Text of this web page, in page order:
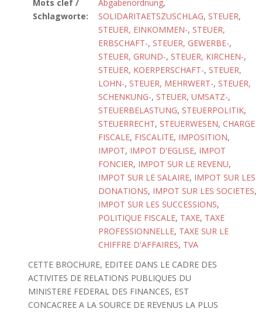
Mots clef /
Schlagworte:
Abgabenordnung,
SOLIDARITAETSZUSCHLAG, STEUER,
STEUER, EINKOMMEN-, STEUER,
ERBSCHAFT-, STEUER, GEWERBE-,
STEUER, GRUND-, STEUER, KIRCHEN-,
STEUER, KOERPERSCHAFT-, STEUER,
LOHN-, STEUER, MEHRWERT-, STEUER,
SCHENKUNG-, STEUER, UMSATZ-,
STEUERBELASTUNG, STEUERPOLITIK,
STEUERRECHT, STEUERWESEN, CHARGE
FISCALE, FISCALITE, IMPOSITION,
IMPOT, IMPOT D'EGLISE, IMPOT
FONCIER, IMPOT SUR LE REVENU,
IMPOT SUR LE SALAIRE, IMPOT SUR LES
DONATIONS, IMPOT SUR LES SOCIETES,
IMPOT SUR LES SUCCESSIONS,
POLITIQUE FISCALE, TAXE, TAXE
PROFESSIONNELLE, TAXE SUR LE
CHIFFRE D'AFFAIRES, TVA
CETTE BROCHURE, EDITEE DANS LE CADRE DES
ACTIVITES DE RELATIONS PUBLIQUES DU
MINISTERE FEDERAL DES FINANCES, EST
CONCACREE A LA SOURCE DE REVENUS LA PLUS